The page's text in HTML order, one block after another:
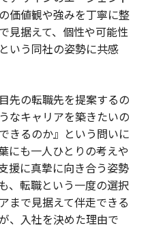
価値観や強みを丁寧に整
見据えて、個性や可能性
いう同社の姿勢に共感
先の転職先を提案するの
なキャリアを築きたいの
きるのか』という問いに
にも一人ひとりの考えや
援に真摯に向き合う姿勢
、転職という一度の選択
まで見据えて伴走できる
、入社を決めた理由で